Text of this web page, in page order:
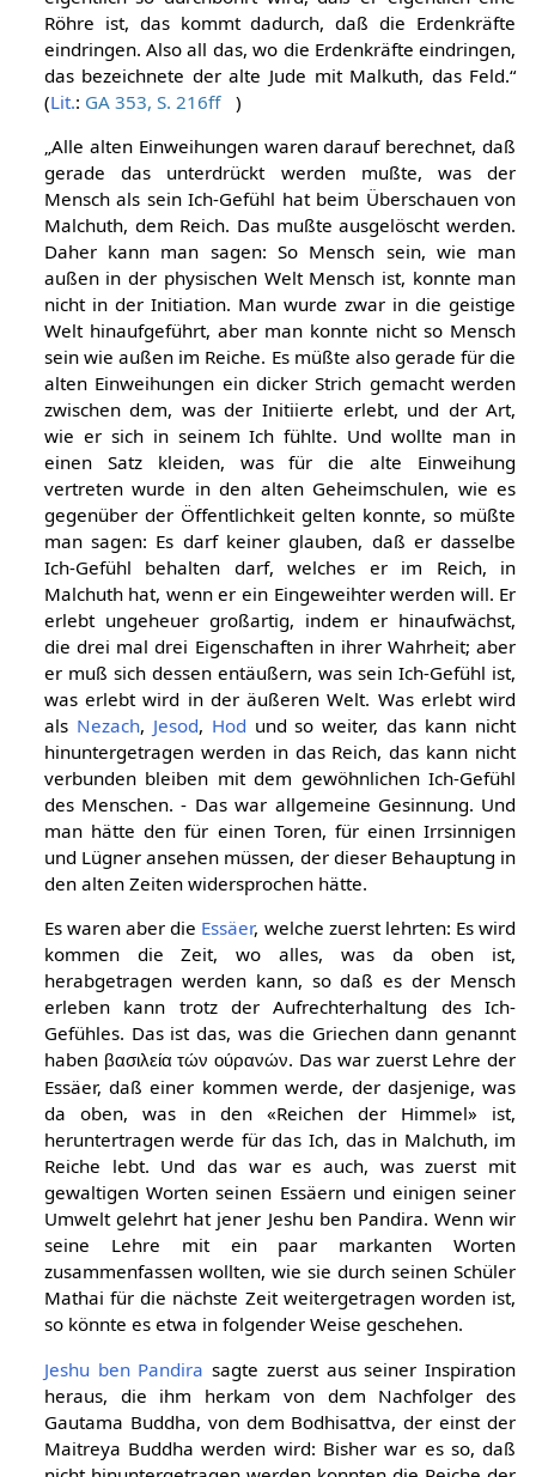
Röhre ist, das kommt dadurch, daß die Erdenkräfte
eindringen. Also all das, wo die Erdenkräfte eindringen,
das bezeichnete der alte Jude mit Malkuth, das Feld.“
(Lit.: GA 353, S. 216ff
)
„Alle alten Einweihungen waren darauf berechnet, daß
gerade das unterdrückt werden mußte, was der
Mensch als sein Ich-Gefühl hat beim Überschauen von
Malchuth, dem Reich. Das mußte ausgelöscht werden.
Daher kann man sagen: So Mensch sein, wie man
außen in der physischen Welt Mensch ist, konnte man
nicht in der Initiation. Man wurde zwar in die geistige
Welt hinaufgeführt, aber man konnte nicht so Mensch
sein wie außen im Reiche. Es müßte also gerade für die
alten Einweihungen ein dicker Strich gemacht werden
zwischen dem, was der Initiierte erlebt, und der Art,
wie er sich in seinem Ich fühlte. Und wollte man in
einen Satz kleiden, was für die alte Einweihung
vertreten wurde in den alten Geheimschulen, wie es
gegenüber der Öffentlichkeit gelten konnte, so müßte
man sagen: Es darf keiner glauben, daß er dasselbe
Ich-Gefühl behalten darf, welches er im Reich, in
Malchuth hat, wenn er ein Eingeweihter werden will. Er
erlebt ungeheuer großartig, indem er hinaufwächst,
die drei mal drei Eigenschaften in ihrer Wahrheit; aber
er muß sich dessen entäußern, was sein Ich-Gefühl ist,
was erlebt wird in der äußeren Welt. Was erlebt wird
als Nezach, Jesod, Hod und so weiter, das kann nicht
hinuntergetragen werden in das Reich, das kann nicht
verbunden bleiben mit dem gewöhnlichen Ich-Gefühl
des Menschen. - Das war allgemeine Gesinnung. Und
man hätte den für einen Toren, für einen Irrsinnigen
und Lügner ansehen müssen, der dieser Behauptung in
den alten Zeiten widersprochen hätte.
Es waren aber die Essäer, welche zuerst lehrten: Es wird
kommen die Zeit, wo alles, was da oben ist,
herabgetragen werden kann, so daß es der Mensch
erleben kann trotz der Aufrechterhaltung des Ich-
Gefühles. Das ist das, was die Griechen dann genannt
haben βασιλεία τών ούρανών. Das war zuerst Lehre der
Essäer, daß einer kommen werde, der dasjenige, was
da oben, was in den «Reichen der Himmel» ist,
heruntertragen werde für das Ich, das in Malchuth, im
Reiche lebt. Und das war es auch, was zuerst mit
gewaltigen Worten seinen Essäern und einigen seiner
Umwelt gelehrt hat jener Jeshu ben Pandira. Wenn wir
seine Lehre mit ein paar markanten Worten
zusammenfassen wollten, wie sie durch seinen Schüler
Mathai für die nächste Zeit weitergetragen worden ist,
so könnte es etwa in folgender Weise geschehen.
Jeshu ben Pandira sagte zuerst aus seiner Inspiration
heraus, die ihm herkam von dem Nachfolger des
Gautama Buddha, von dem Bodhisattva, der einst der
Maitreya Buddha werden wird: Bisher war es so, daß